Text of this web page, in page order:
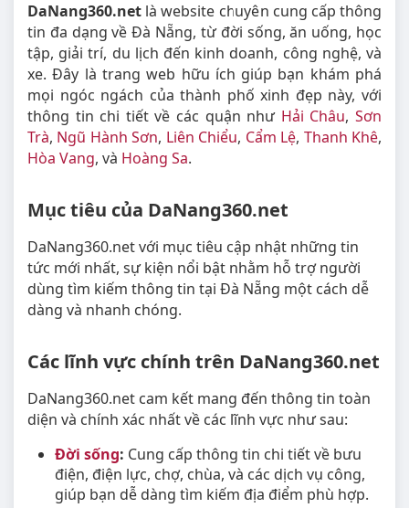
DaNang360.net là website chuyên cung cấp thông
tin đa dạng về Đà Nẵng, từ đời sống, ăn uống, học
tập, giải trí, du lịch đến kinh doanh, công nghệ, và
xe. Đây là trang web hữu ích giúp bạn khám phá
mọi ngóc ngách của thành phố xinh đẹp này, với
thông tin chi tiết về các quận như Hải Châu,Sơn
Trà, Ngũ Hành Sơn, Liên Chiểu, Cẩm Lệ, Thanh Khê,
Hòa Vang, và Hoàng Sa.
Mục tiêu của DaNang360.net
DaNang360.net với mục tiêu cập nhật những tin
tức mới nhất, sự kiện nổi bật nhằm hỗ trợ người
dùng tìm kiếm thông tin tại Đà Nẵng một cách dễ
dàng và nhanh chóng.
Các lĩnh vực chính trên DaNang360.net
DaNang360.net cam kết mang đến thông tin toàn
diện và chính xác nhất về các lĩnh vực như sau:
Đời sống: Cung cấp thông tin chi tiết về bưu
điện, điện lực, chợ, chùa, và các dịch vụ công,
giúp bạn dễ dàng tìm kiếm địa điểm phù hợp.